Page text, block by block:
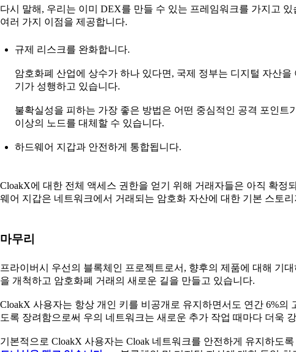
다시 말해, 우리는 이미 DEX를 만들 수 있는 프레임워크를 가지고
여러 가지 이점을 제공합니다.
규제 리스크를 완화합니다.
암호화폐 산업에 상수가 하나 있다면, 국제 정부는 디지털 자산
기가 성행하고 있습니다.
불확실성을 피하는 가장 좋은 방법은 어떤 중심적인 공격 포인트
이상의 노드를 대체할 수 있습니다.
하드웨어 지갑과 안전하게 통합됩니다.
CloakX에 대한 전체 액세스 권한을 얻기 위해 거래자들은 아직 확
웨어 지갑은 네트워크에서 거래되는 암호화 자산에 대한 기본 스토
마무리
프라이버시 우선의 블록체인 프로젝트로서, 향후의 제품에 대해 기
을 개척하고 암호화폐 거래의 새로운 길을 만들고 있습니다.
CloakX 사용자는 항상 개인 키를 비공개로 유지하면서도 연간 6%
도록 장려함으로써 우의 네트워크는 새로운 추가 작업 때마다 더욱
기본적으로 CloakX 사용자는 Cloak 네트워크를 안전하게 유지하도